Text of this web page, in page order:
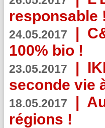
responsable
24.05.2017 |
100% bio !
23.05.2017 |
seconde vie
18.05.2017 |
régions !